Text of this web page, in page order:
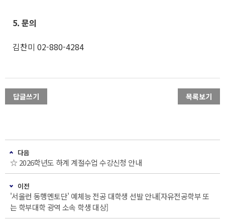
5. 문의
김찬미 02-880-4284
답글쓰기 목록보기
다음
☆ 2026학년도 하계 계절수업 수강신청 안내
이전
'서울런 동행멘토단' 예체능 전공 대학생 선발 안내[자유전공학부 또
는 학부대학 광역 소속 학생 대상]